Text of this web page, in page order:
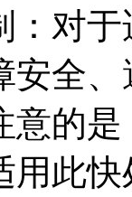
对于
安全
意的
用此